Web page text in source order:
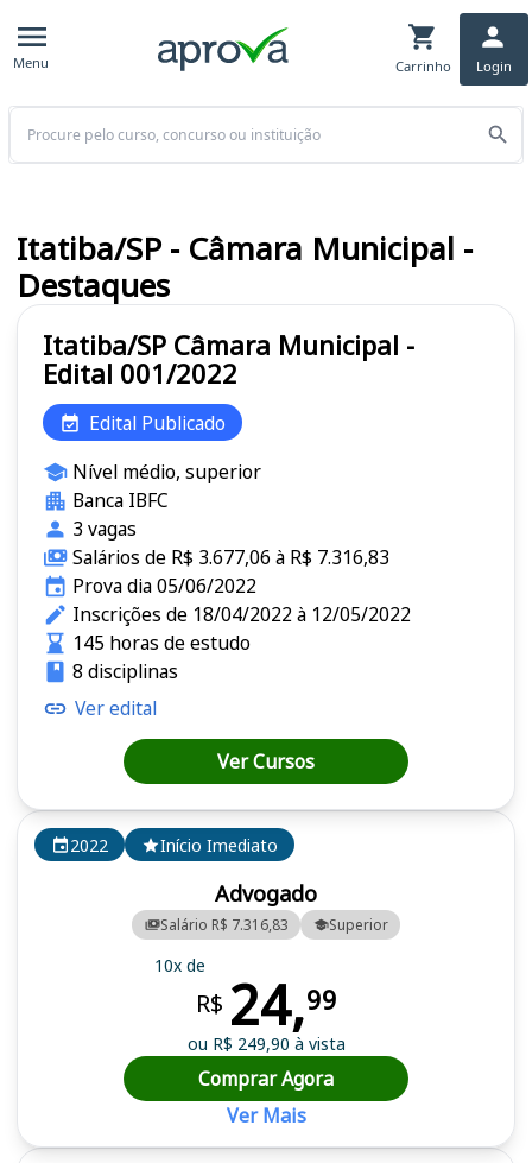
Menu Carrinho Login
Buscar
2022 Início Imediato
Advogado
Salário R$ 7.316,83 Superior
10x de
R$ 24,99
ou R$ 249,90 à vista
Comprar Agora
Ver Mais
Itatiba/SP Câmara Municipal -
Edital 001/2022
Edital Publicado
Nível médio, superior
Banca IBFC
3 vagas
Salários de R$ 3.677,06 à R$ 7.316,83
Prova dia 05/06/2022
Inscrições de 18/04/2022 à 12/05/2022
145 horas de estudo
8 disciplinas
Ver edital
Ver Cursos
Itatiba/SP - Câmara Municipal -
Destaques